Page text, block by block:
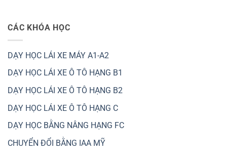
CÁC KHÓA HỌC
DẠY HỌC LÁI XE MÁY A1-A2
DẠY HỌC LÁI XE Ô TÔ HẠNG B1
DẠY HỌC LÁI XE Ô TÔ HẠNG B2
DẠY HỌC LÁI XE Ô TÔ HẠNG C
DẠY HỌC BẰNG NÂNG HẠNG FC
CHUYỂN ĐỔI BẰNG IAA MỸ